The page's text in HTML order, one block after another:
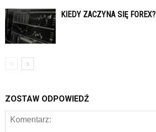
KIEDY ZACZYNA SIĘ FOREX?
ZOSTAW ODPOWIEDŹ